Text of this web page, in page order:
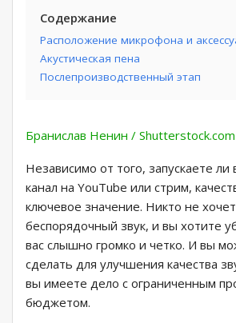
Содержание
Расположение микрофона и
Акустическая пена
Послепроизводственный этап
Бранислав Ненин / Shutterstock.com
Независимо от того, запускаете ли
канал на YouTube или стрим,
ключевое значение. Никто не
беспорядочный звук, и вы хотите
вас слышно громко и четко. И вы
сделать для улучшения качества
вы имеете дело с ограниченным
бюджетом.